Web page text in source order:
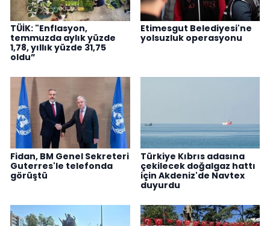
TÜİK: "Enflasyon,
temmuzda aylık yüzde
1,78, yıllık yüzde 31,75
oldu”
Etimesgut Belediyesi'ne
yolsuzluk operasyonu
Fidan, BM Genel Sekreteri
Guterres'le telefonda
görüştü
Türkiye Kıbrıs adasına
çekilecek doğalgaz hattı
için Akdeniz'de Navtex
duyurdu